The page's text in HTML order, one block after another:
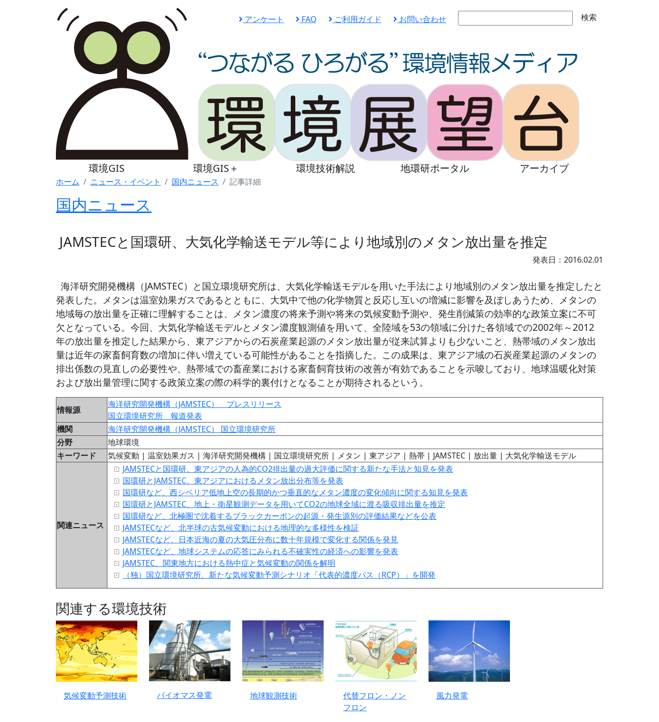
アンケート FAQ ご利用ガイド お問い合わせ 検索
環境GIS 環境GIS＋ 環境技術解説 地環研ポータル アーカイブ
ホーム ニュース・イベント 国内ニュース 記事詳細
国内ニュース
JAMSTECと国環研、大気化学輸送モデル等により地域別のメタン放出量を推定
発表日：2016.02.01
海洋研究開発機構（JAMSTEC）と国立環境研究所は、大気化学輸送モデルを用いた手法により地域別のメタン放出量を推定したと
発表した。メタンは温室効果ガスであるとともに、大気中で他の化学物質と反応し互いの増減に影響を及ぼしあうため、メタンの
地域毎の放出量を正確に理解することは、メタン濃度の将来予測や将来の気候変動予測や、発生削減策の効率的な政策立案に不可
欠となっている。今回、大気化学輸送モデルとメタン濃度観測値を用いて、全陸域を53の領域に分けた各領域での2002年～2012
年の放出量を推定した結果から、東アジアからの石炭産業起源のメタン放出量が従来試算よりも少ないこと、熱帯域のメタン放出
量は近年の家畜飼育数の増加に伴い増えている可能性があることを指摘した。この成果は、東アジア域の石炭産業起源のメタンの
排出係数の見直しの必要性や、熱帯域での畜産業における家畜飼育技術の改善が有効であることを示唆しており、地球温暖化対策
および放出量管理に関する政策立案の際の科学的裏付けとなることが期待されるという。
情報源
海洋研究開発機構（JAMSTEC） プレスリリース
国立環境研究所 報道発表
機関
海洋研究開発機構（JAMSTEC） 国立環境研究所
分野
地球環境
キーワード
気候変動 | 温室効果ガス | 海洋研究開発機構 | 国立環境研究所 | メタン | 東アジア | 熱帯 | JAMSTEC | 放出量 | 大気化学輸送モデル
関連ニュース
JAMSTECと国環研、東アジアの人為的CO2排出量の過大評価に関する新たな手法と知見を発表
国環研とJAMSTEC、東アジアにおけるメタン放出分布等を発表
国環研など、西シベリア低地上空の長期的かつ垂直的なメタン濃度の変化傾向に関する知見を発表
国環研とJAMSTEC、地上・衛星観測データを用いてCO2の地球全域に渡る吸収排出量を推定
国環研など、北極圏で沈着するブラックカーボンの起源・発生源別の評価結果などを公表
JAMSTECなど、北半球の古気候変動における地理的な多様性を検証
JAMSTECなど、日本近海の夏の大気圧分布に数十年規模で変化する関係を発見
JAMSTECなど、地球システムの応答にみられる不確実性の経済への影響を発表
JAMSTEC、関東地方における熱中症と気候変動の関係を解明
（独）国立環境研究所、新たな気候変動予測シナリオ「代表的濃度パス（RCP）」を開発
関連する環境技術
気候変動予測技術 バイオマス発電 地球観測技術
代替フロン・ノン
フロン
風力発電